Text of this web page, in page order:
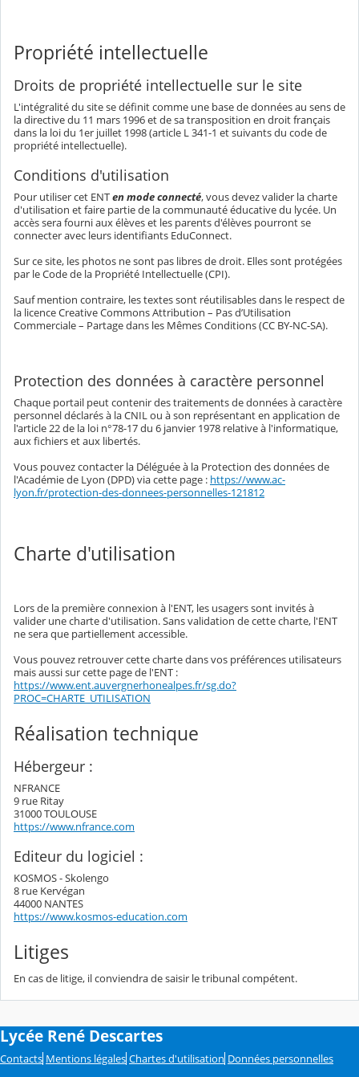
Propriété intellectuelle
Droits de propriété intellectuelle sur le site
L'intégralité du site se définit comme une base de données au sens de
la directive du 11 mars 1996 et de sa transposition en droit français
dans la loi du 1er juillet 1998 (article L 341-1 et suivants du code de
propriété intellectuelle).
Conditions d'utilisation
Pour utiliser cet ENTen mode connecté, vous devez valider la charte
d'utilisation et faire partie de la communauté éducative du lycée. Un
accès sera fourni aux élèves et les parents d'élèves pourront se
connecter avec leurs identifiants EduConnect.
Sur ce site, les photos ne sont pas libres de droit. Elles sont protégées
par le Code de la Propriété Intellectuelle (CPI).
Sauf mention contraire, les textes sont réutilisables dans le respect de
la licence Creative Commons Attribution – Pas d’Utilisation
Commerciale – Partage dans les Mêmes Conditions (CC BY-NC-SA).
Protection des données à caractère personnel
Chaque portail peut contenir des traitements de données à caractère
personnel déclarés à la CNIL ou à son représentant en application de
l'article 22 de la loi n°78-17 du 6 janvier 1978 relative à l'informatique,
aux fichiers et aux libertés.
Vous pouvez contacter la Déléguée à la Protection des données de
l'Académie de Lyon (DPD) via cette page : https://www.ac-
lyon.fr/protection-des-donnees-personnelles-121812
Charte d'utilisation
Lors de la première connexion à l'ENT, les usagers sont invités à
valider une charte d'utilisation. Sans validation de cette charte, l'ENT
ne sera que partiellement accessible.
Vous pouvez retrouver cette charte dans vos préférences utilisateurs
mais aussi sur cette page de l'ENT :
https://www.ent.auvergnerhonealpes.fr/sg.do?
PROC=CHARTE_UTILISATION
Réalisation technique
Hébergeur :
NFRANCE
9 rue Ritay
31000 TOULOUSE
https://www.nfrance.com
Editeur du logiciel :
KOSMOS - Skolengo
8 rue Kervégan
44000 NANTES
https://www.kosmos-education.com
Litiges
En cas de litige, il conviendra de saisir le tribunal compétent.
Lycée René Descartes
Contacts Mentions légales Chartes d'utilisation Données personnelles